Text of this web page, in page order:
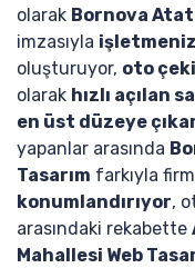
olarak Bornova
imzasıyla
oluşturuyor, oto
olarak hızlı açılan
en üst düzeye
yapanlar arasında
Tasarım farkıyla
konumlandırıyor,
arasındaki rekabette
Mahallesi Web